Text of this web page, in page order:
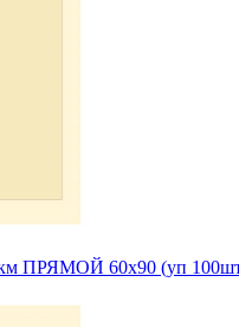
ПРЯМОЙ 60х90 (уп